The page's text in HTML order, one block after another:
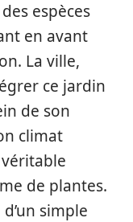
espèces
en avant
La ville,
ce jardin
de son
climat
de plantes.
simple